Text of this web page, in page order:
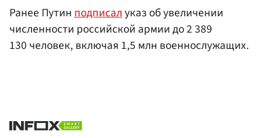
Ранее Путинподписалуказ об увеличении
численности российской армии до 2 389
130 человек, включая 1,5 млн военнослужащих.